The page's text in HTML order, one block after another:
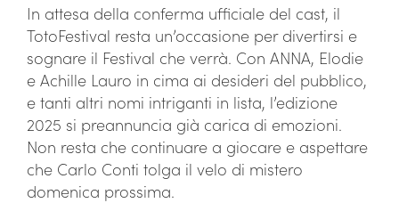
In attesa della conferma ufficiale del cast, il
TotoFestival resta un’occasione per divertirsi e
sognare il Festival che verrà. Con ANNA, Elodie
e Achille Lauro in cima ai desideri del pubblico,
e tanti altri nomi intriganti in lista, l’edizione
2025 si preannuncia già carica di emozioni.
Non resta che continuare a giocare e aspettare
che Carlo Conti tolga il velo di mistero
domenica prossima.